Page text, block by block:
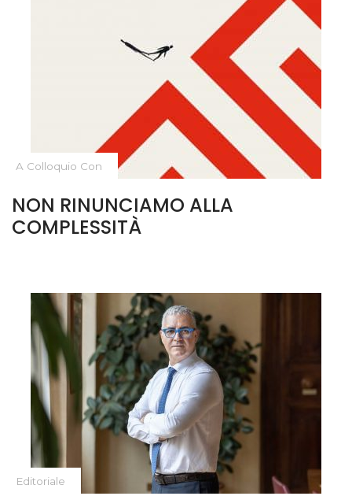
A Colloquio Con
NON RINUNCIAMO ALLA
COMPLESSITÀ
Editoriale